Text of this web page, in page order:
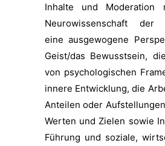
Inhalte und
Neurowissenschaft der
eine ausgewogene
Geist/das Bewusstsein,
von psychologischen
innere Entwicklung, die
Anteilen oder
Werten und Zielen sowie
Führung und soziale,